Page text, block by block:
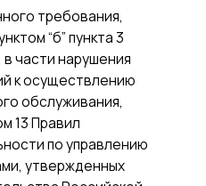
требования,
“б” пункта 3
части нарушения
к осуществлению
обслуживания,
13 Правил
по управлению
утвержденных